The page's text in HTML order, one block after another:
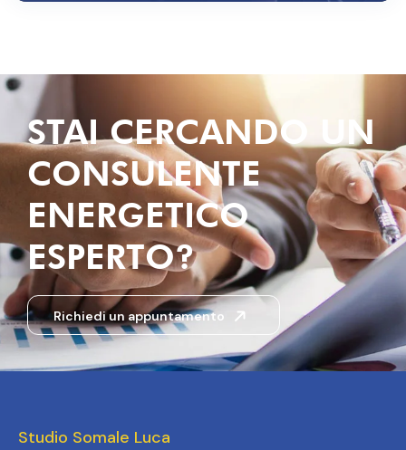
STAI CERCANDO UN
CONSULENTE
ENERGETICO
ESPERTO?
Richiedi un appuntamento
Studio Somale Luca